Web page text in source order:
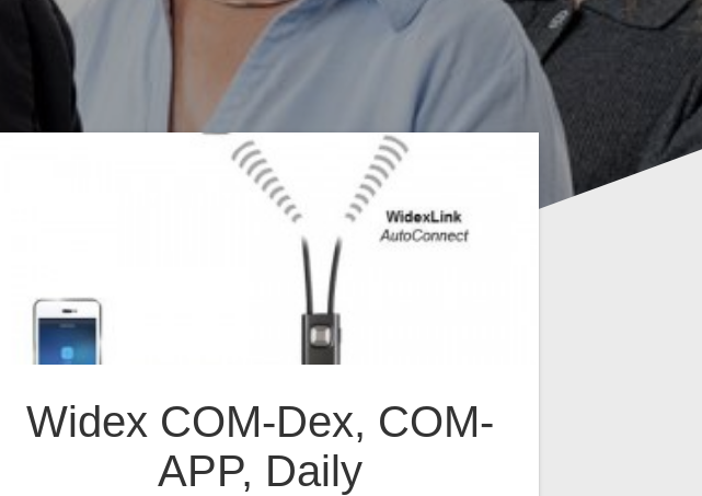
Widex COM-Dex, COM-
APP, Daily